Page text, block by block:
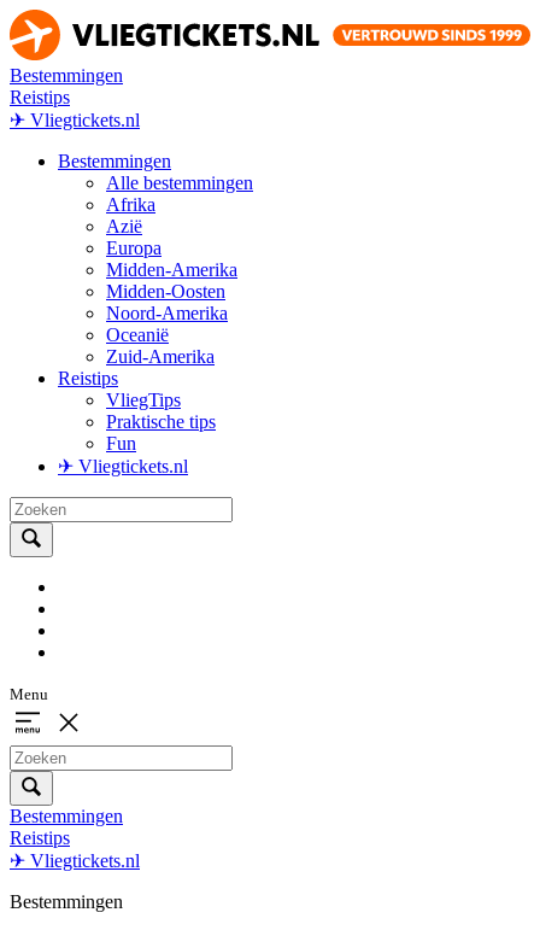
Bestemmingen
Reistips
✈ Vliegtickets.nl
Bestemmingen
Alle bestemmingen
Afrika
Azië
Europa
Midden-Amerika
Midden-Oosten
Noord-Amerika
Oceanië
Zuid-Amerika
Reistips
VliegTips
Praktische tips
Fun
✈ Vliegtickets.nl
Menu
Bestemmingen
Reistips
✈ Vliegtickets.nl
Bestemmingen